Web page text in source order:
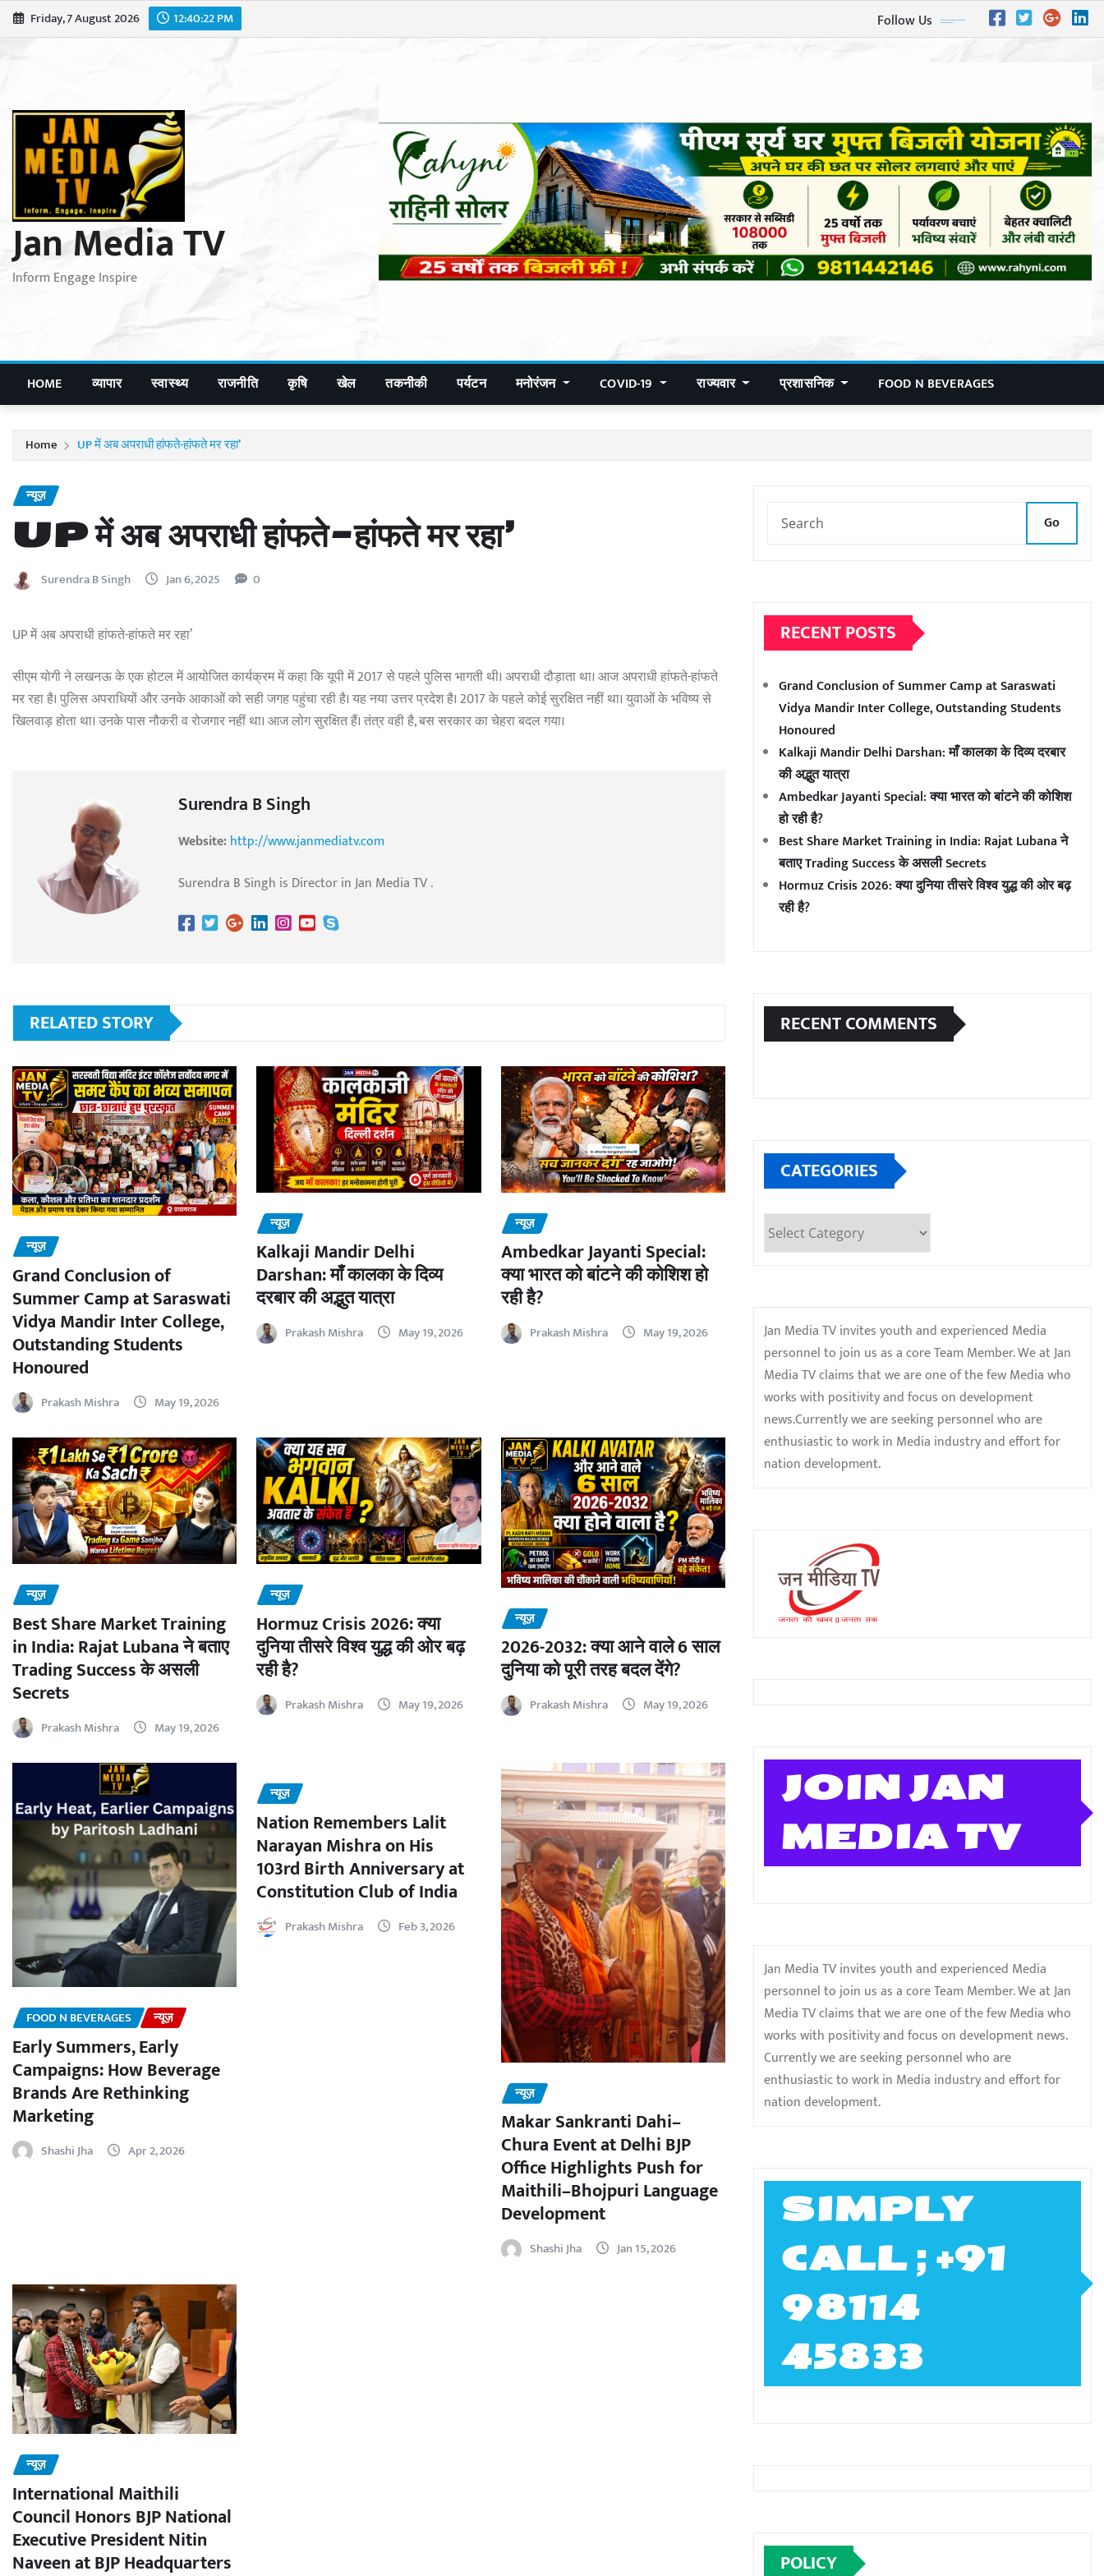
Skip
to
Friday, 7 August 2026 12:40:23 PM Follow Us
Jan Media TV
Inform Engage Inspire
HOME व्यापार स्वास्थ्य राजनीति कृषि खेल तकनीकी पर्यटन मनोरंजन COVID-19 राज्यवार प्रशासनिक FOOD N BEVERAGES
Home UP में अब अपराधी हांफते-हांफते मर रहा’
न्यूज़
UP में अब अपराधी हांफते-हांफते मर रहा’
Surendra B Singh Jan 6, 2025 0
UP में अब अपराधी हांफते-हांफते मर रहा’
सीएम योगी ने लखनऊ के एक होटल में आयोजित कार्यक्रम में कहा कि यूपी में 2017 से पहले पुलिस भागती थी। अपराधी दौड़ाता था। आज अपराधी हांफते-हांफते
मर रहा है। पुलिस अपराधियों और उनके आकाओं को सही जगह पहुंचा रही है। यह नया उत्तर प्रदेश है। 2017 के पहले कोई सुरक्षित नहीं था। युवाओं के भविष्य से
खिलवाड़ होता था। उनके पास नौकरी व रोजगार नहीं था। आज लोग सुरक्षित हैं। तंत्र वही है, बस सरकार का चेहरा बदल गया।
Surendra B Singh
Website:http://www.janmediatv.com
Surendra B Singh is Director in Jan Media TV .
RELATED STORY
न्यूज़
Grand Conclusion of
Summer Camp at Saraswati
Vidya Mandir Inter College,
Outstanding Students
Honoured
Prakash Mishra May 19, 2026
न्यूज़
Kalkaji Mandir Delhi
Darshan: माँ कालका के दिव्य
दरबार की अद्भुत यात्रा
Prakash Mishra May 19, 2026
न्यूज़
Ambedkar Jayanti Special:
क्या भारत को बांटने की कोशिश हो
रही है?
Prakash Mishra May 19, 2026
न्यूज़
Best Share Market Training
in India: Rajat Lubana ने बताए
Trading Success के असली
Secrets
Prakash Mishra May 19, 2026
न्यूज़
Hormuz Crisis 2026: क्या
दुनिया तीसरे विश्व युद्ध की ओर बढ़
रही है?
Prakash Mishra May 19, 2026
न्यूज़
2026-2032: क्या आने वाले 6 साल
दुनिया को पूरी तरह बदल देंगे?
Prakash Mishra May 19, 2026
FOOD N BEVERAGES न्यूज़
Early Summers, Early
Campaigns: How Beverage
Brands Are Rethinking
Marketing
Shashi Jha Apr 2, 2026
न्यूज़
Nation Remembers Lalit
Narayan Mishra on His
103rd Birth Anniversary at
Constitution Club of India
Prakash Mishra Feb 3, 2026
न्यूज़
Makar Sankranti Dahi–
Chura Event at Delhi BJP
Office Highlights Push for
Maithili–Bhojpuri Language
Development
Shashi Jha Jan 15, 2026
न्यूज़
International Maithili
Council Honors BJP National
Executive President Nitin
Naveen at BJP Headquarters
Go
RECENT POSTS
Grand Conclusion of Summer Camp at Saraswati
Vidya Mandir Inter College, Outstanding Students
Honoured
Kalkaji Mandir Delhi Darshan: माँ कालका के दिव्य दरबार
की अद्भुत यात्रा
Ambedkar Jayanti Special: क्या भारत को बांटने की कोशिश
हो रही है?
Best Share Market Training in India: Rajat Lubana ने
बताए Trading Success के असली Secrets
Hormuz Crisis 2026: क्या दुनिया तीसरे विश्व युद्ध की ओर बढ़
रही है?
RECENT COMMENTS
CATEGORIES
Categories
Jan Media TV invites youth and experienced Media
personnel to join us as a core Team Member. We at Jan
Media TV claims that we are one of the few Media who
works with positivity and focus on development
news.Currently we are seeking personnel who are
enthusiastic to work in Media industry and effort for
nation development.
JOIN JAN
MEDIA TV
Jan Media TV invites youth and experienced Media
personnel to join us as a core Team Member. We at Jan
Media TV claims that we are one of the few Media who
works with positivity and focus on development news.
Currently we are seeking personnel who are
enthusiastic to work in Media industry and effort for
nation development.
SIMPLY
CALL ; +91
98114
45833
POLICY